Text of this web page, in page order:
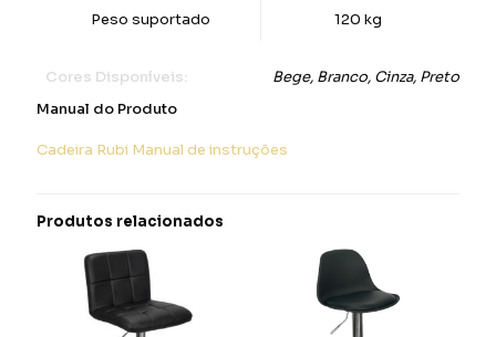
Peso suportado 120 kg
Cores Disponíveis:
Bege, Branco, Cinza, Preto
Manual do Produto
Cadeira Rubi Manual de instruções
Produtos relacionados